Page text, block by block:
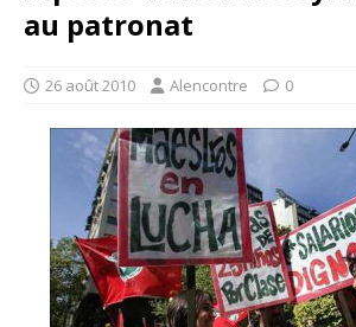
au patronat
26 août 2010 Alencontre 0